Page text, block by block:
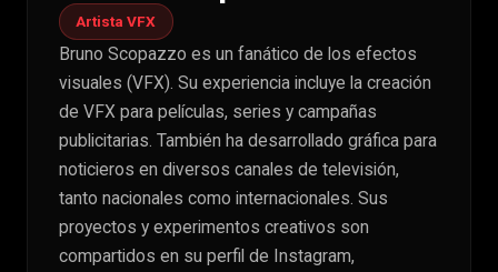
Artista VFX
Bruno Scopazzo es un fanático de los efectos
visuales (VFX). Su experiencia incluye la creación
de VFX para películas, series y campañas
publicitarias. También ha desarrollado gráfica para
noticieros en diversos canales de televisión,
tanto nacionales como internacionales. Sus
proyectos y experimentos creativos son
compartidos en su perfil de Instagram,